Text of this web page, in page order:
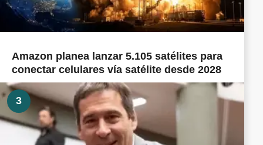
Amazon planea lanzar 5.105 satélites para
conectar celulares vía satélite desde 2028
3